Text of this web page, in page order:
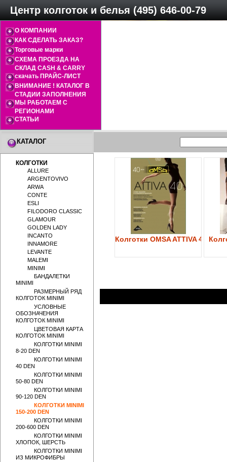
Центр колготок и белья (495) 646-00-79
О КОМПАНИИ
КАК СДЕЛАТЬ ЗАКАЗ?
Торговые марки
СХЕМА ПРОЕЗДА НА
СКЛАД CASH & CARRY
скачать ПРАЙС-ЛИСТ
ВНИМАНИЕ ! КАТАЛОГ В
СТАДИИ ЗАПОЛНЕНИЯ
МЫ РАБОТАЕМ С
РЕГИОНАМИ
СТАТЬИ
КАТАЛОГ
КОЛГОТКИ
ALLURE
ARGENTOVIVO
ARWA
CONTE
ESLI
FILODORO CLASSIC
GLAMOUR
GOLDEN LADY
INCANTO
INNAMORE
LEVANTE
MALEMI
MINIMI
БАНДАЛЕТКИ
MINIMI
РАЗМЕРНЫЙ РЯД
КОЛГОТОК MINIMI
УСЛОВНЫЕ
ОБОЗНАЧЕНИЯ
КОЛГОТОК MINIMI
ЦВЕТОВАЯ КАРТА
КОЛГОТОК MINIMI
КОЛГОТКИ MINIMI
8-20 DEN
КОЛГОТКИ MINIMI
40 DEN
КОЛГОТКИ MINIMI
50-80 DEN
КОЛГОТКИ MINIMI
90-120 DEN
КОЛГОТКИ MINIMI
150-200 DEN
КОЛГОТКИ MINIMI
200-600 DEN
КОЛГОТКИ MINIMI
ХЛОПОК, ШЕРСТЬ
КОЛГОТКИ MINIMI
ИЗ МИКРОФИБРЫ
Колготки OMSA ATTIVA 40